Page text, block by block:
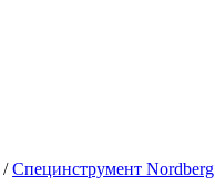
/Специнструмент Nordberg